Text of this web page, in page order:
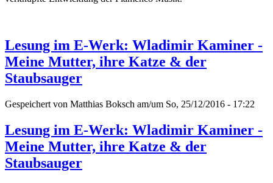
Lesung im E-Werk: Wladimir Kaminer -
Meine Mutter, ihre Katze & der
Staubsauger
Gespeichert von Matthias Boksch am/um So, 25/12/2016 - 17:22
Lesung im E-Werk: Wladimir Kaminer -
Meine Mutter, ihre Katze & der
Staubsauger